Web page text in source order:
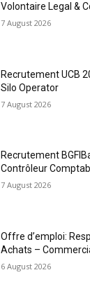
Volontaire Legal &
7 August 2026
Recrutement UCB
Silo Operator
7 August 2026
Recrutement
Contrôleur
7 August 2026
Offre d’emploi:
Achats –
6 August 2026